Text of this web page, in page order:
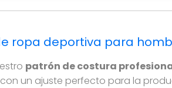
ropa deportiva para
patrón de costura
un ajuste perfecto para la